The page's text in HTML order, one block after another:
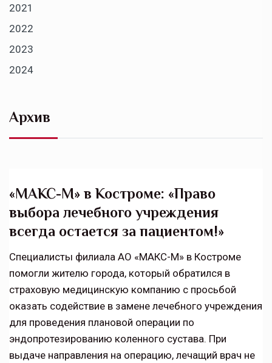
2021
2022
2023
2024
Архив
«МАКС-М» в Костроме: «Право
выбора лечебного учреждения
всегда остается за пациентом!»
Специалисты филиала АО «МАКС-М» в Костроме
помогли жителю города, который обратился в
страховую медицинскую компанию с просьбой
оказать содействие в замене лечебного учреждения
для проведения плановой операции по
эндопротезированию коленного сустава. При
выдаче направления на операцию, лечащий врач не